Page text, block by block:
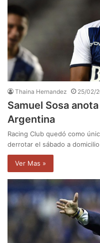
Thaina Hernandez 25/02/
Samuel Sosa
Argentina
Racing Club quedó como
derrotar el sábado a
Ver Mas »